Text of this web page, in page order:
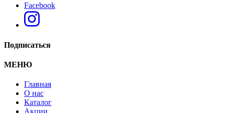
Facebook
Подписаться
МЕНЮ
Главная
О нас
Каталог